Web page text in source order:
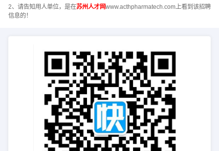
2、请告知用人单位，是在苏州人才网www.acthpharmatech.com上看到该招聘
信息的！